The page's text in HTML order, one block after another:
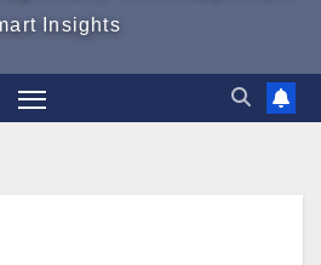
Insights